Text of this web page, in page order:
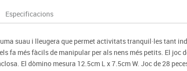
escolars, abatibles i polivalents
prestatges i taquilles
bancs i tamborets
Entrenament
Foam
Esports
Gimnàstica
Especificacions
suau i lleugera que permet activitats tranquil·les tant
fa més fàcils de manipular per als nens més petits. El joc
El dòmino mesura 12.5cm L x 7.5cm W. Joc de 28